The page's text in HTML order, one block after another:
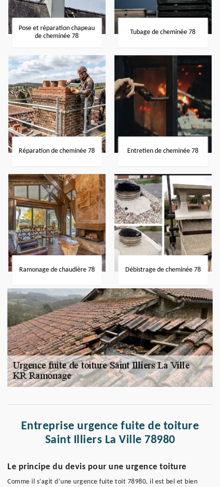
Pose et réparation chapeau
de cheminée 78
Tubage de cheminée 78
Réparation de cheminée 78 Entretien de cheminée 78
Ramonage de chaudière 78 Débistrage de cheminée 78
Entreprise urgence fuite de toiture
Saint Illiers La Ville 78980
Le principe du devis pour une urgence toiture
Comme il s’agit d’une urgence fuite toit 78980, il est bel et bien